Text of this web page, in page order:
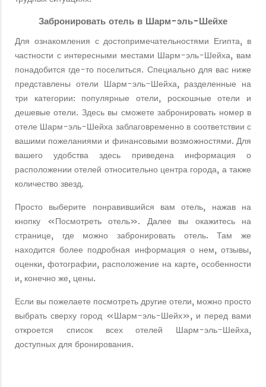
Забронировать отель в Шарм-эль-Шейхе
Для ознакомления с достопримечательностями Египта, в
частности с интересными местами Шарм-эль-Шейха, вам
понадобится где-то поселиться. Специально для вас ниже
представлены отели Шарм-эль-Шейха, разделенные на
три категории: популярные отели, роскошные отели и
дешевые отели. Здесь вы сможете забронировать номер в
отеле Шарм-эль-Шейха заблаговременно в соответствии с
вашими пожеланиями и финансовыми возможностями. Для
вашего удобства здесь приведена информация о
расположении отелей относительно центра города, а также
количество звезд.
Просто выберите понравившийся вам отель, нажав на
кнопку «Посмотреть отель». Далее вы окажитесь на
странице, где можно забронировать отель. Там же
находится более подробная информация о нем, отзывы,
оценки, фотографии, расположение на карте, особенности
и, конечно же, цены.
Если вы пожелаете посмотреть другие отели, можно просто
выбрать сверху город «Шарм-эль-Шейх», и перед вами
откроется список всех отелей Шарм-эль-Шейха,
доступных для бронирования.